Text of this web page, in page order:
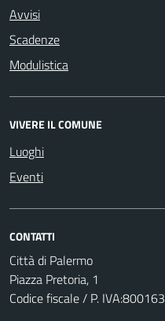
Avvisi
Scadenze
Modulistica
VIVERE IL COMUNE
Luoghi
Eventi
CONTATTI
Città di Palermo
Piazza Pretoria, 1
Codice fiscale / P.